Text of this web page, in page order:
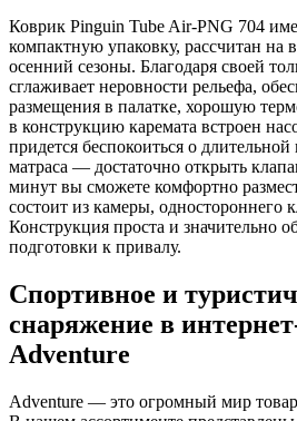
Коврик Pinguin Tube Air-PNG 704
компактную упаковку, рассчитан на
осенний сезоны. Благодаря своей
сглаживает неровности рельефа,
размещения в палатке, хорошую
в конструкцию каремата встроен
придется беспокоиться о
матраса — достаточно открыть
минут вы сможете комфортно
состоит из камеры, одностороннего
Конструкция проста и значительно
подготовки к привалу.
Спортивное и
снаряжение в
Adventure
Adventure — это огромный мир